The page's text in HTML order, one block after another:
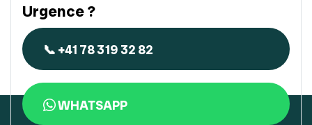
Urgence ?
📞 +41 78 319 32 82
WHATSAPP